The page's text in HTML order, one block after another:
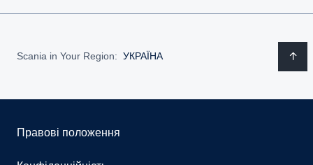
Scania in Your Region: УКРАЇНА
Правові положення